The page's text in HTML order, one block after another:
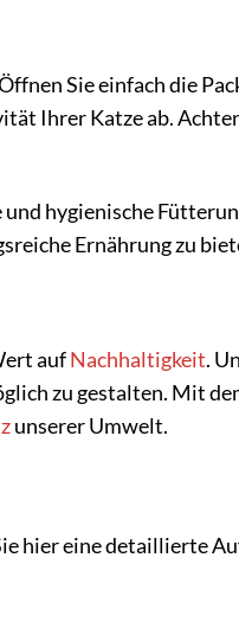
Sie einfach die
Ihrer Katze ab.
hygienische
Ernährung zu
aufNachhaltigkeit.
zu gestalten. Mit
unserer Umwelt.
hier eine detaillierte